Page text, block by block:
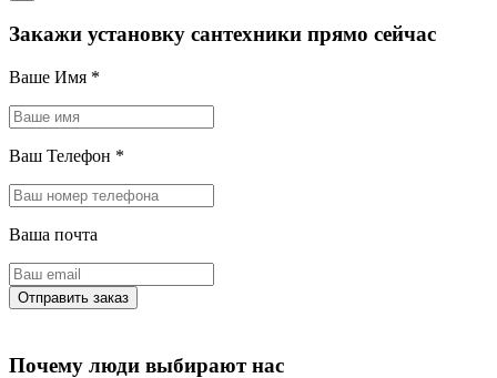
Закажи установку сантехники прямо сейчас
Ваше Имя *
Ваш Телефон *
Ваша почта
Почему люди выбирают нас